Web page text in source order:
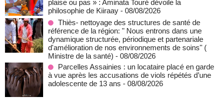
plaise ou pas » : Aminata Touré dévoile la
philosophie de Kiiraay - 08/08/2026
Thiès- nettoyage des structures de santé de
référence de la région: " Nous entrons dans une
dynamique structurée, périodique et partenariale
d'amélioration de nos environnements de soins" (
Ministre de la santé) - 08/08/2026
Parcelles Assainies : un locataire placé en garde
à vue après les accusations de viols répétés d’une
adolescente de 13 ans - 08/08/2026